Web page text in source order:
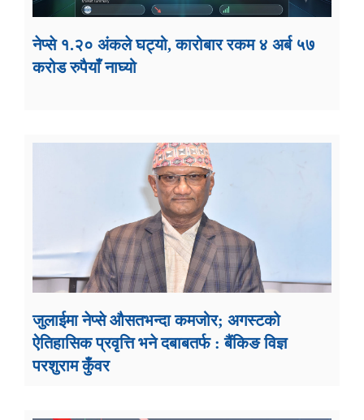
नेप्से १.२० अंकले घट्यो, कारोबार रकम ४ अर्ब ५७
करोड रुपैयाँ नाघ्यो
जुलाईमा नेप्से औसतभन्दा कमजोर; अगस्टको
ऐतिहासिक प्रवृत्ति भने दबाबतर्फ : बैंकिङ विज्ञ
परशुराम कुँवर